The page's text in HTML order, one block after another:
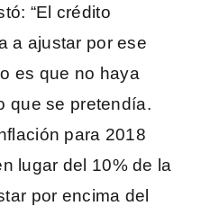
“El crédito
a ajustar por ese
es que no haya
que se pretendía.
para 2018
lugar del 10% de la
por encima del